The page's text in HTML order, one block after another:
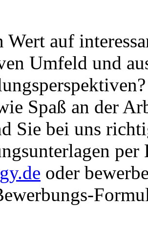
Wert auf
Umfeld und
Spaß an der
Sie bei uns
oder